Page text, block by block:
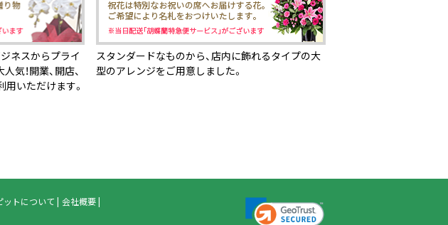
ネスからプライ
！開業、開店、
用いただけます。
スタンダードなものから、店内に飾れるタイプの大
型のアレンジをご用意しました。
ットについて
会社概要